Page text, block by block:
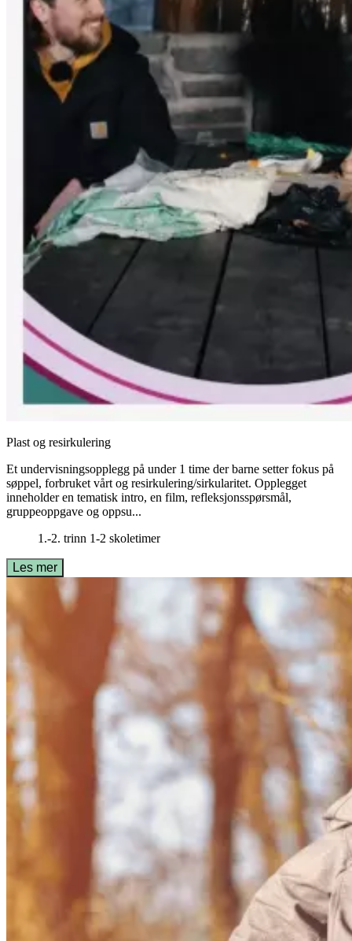
Plast og resirkulering
Et undervisningsopplegg på under 1 time der barne setter fokus på
søppel, forbruket vårt og resirkulering/sirkularitet. Opplegget
inneholder en tematisk intro, en film, refleksjonsspørsmål,
gruppeoppgave og oppsu...
1.-2. trinn 1-2 skoletimer
Les mer